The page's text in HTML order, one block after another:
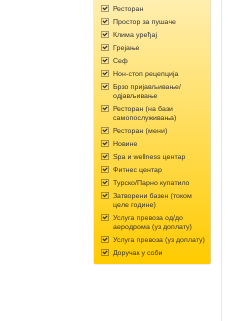
Ресторан
Простор за пушаче
Клима уређај
Грејање
Сеф
Нон-стоп рецепција
Брзо пријављивање/
одјављивање
Ресторан (на бази
самопослуживања)
Ресторан (мени)
Новине
Spa и wellness центар
Фитнес центар
Турско/Парно купатило
Затворени базен (током
целе године)
Услуга превоза од/до
аеродрома (уз доплату)
Услуга превоза (уз доплату)
Доручак у соби